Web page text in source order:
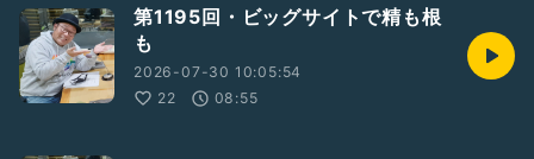
第1195回・ビッグサイトで精も根
も
2026-07-30 10:05:54
22
08:55